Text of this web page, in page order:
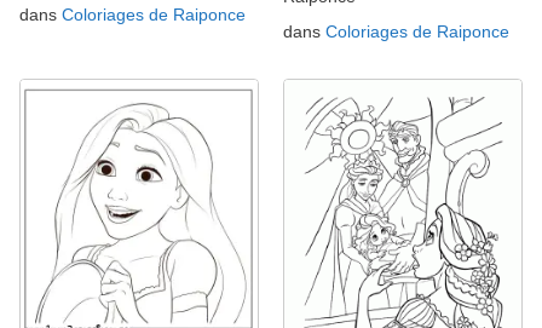
dans Coloriages de Raiponce
dans Coloriages de Raiponce